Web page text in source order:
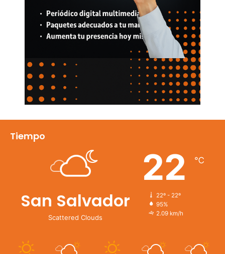
Tiempo
San Salvador
Scattered Clouds
22 ℃
22º - 22º
95%
2.09 km/h